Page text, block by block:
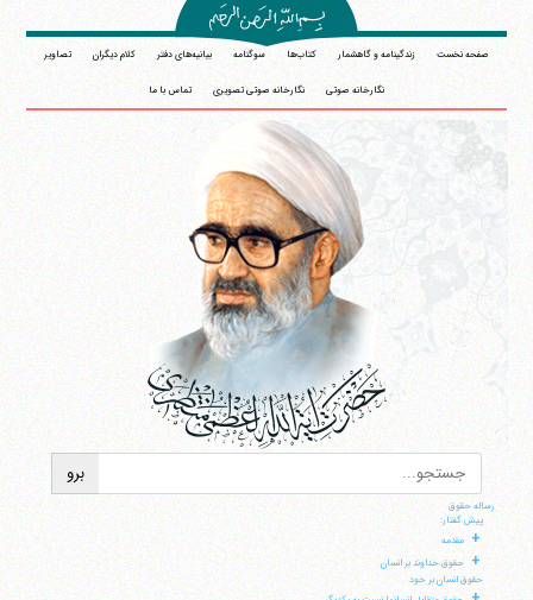
صفحه نخست زندگینامه و گاهشمار کتاب‌ها سوگنامه بیانیه‌های دفتر کلام دیگران تصاویر
نگارخانه صوتی نگارخانه صوتی تصویری تماس با ما
رساله حقوق
پیش گفتار:
+ مقدمه
+
حقوق خداوند بر انسان
حقوق انسان بر خود